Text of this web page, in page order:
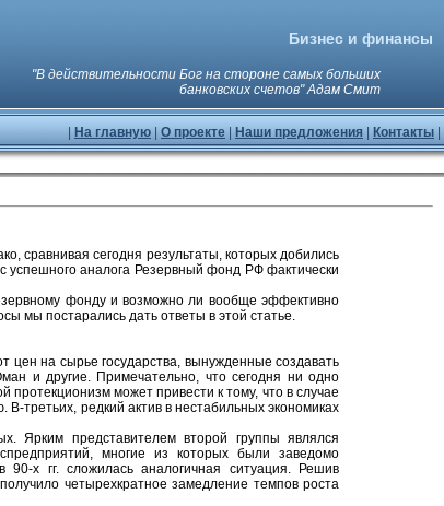
Бизнес и финансы
"В действительности Бог на стороне самых больших
банковских счетов" Адам Смит
На главную О проекте Наши предложения Контакты
сравнивая сегодня результаты, которых добились
успешного аналога Резервный фонд РФ фактически
фонду и возможно ли вообще эффективно
мы постарались дать ответы в этой статье.
цен на сырье государства, вынужденные создавать
и другие. Примечательно, что сегодня ни одно
может привести к тому, что в случае
третьих, редкий актив в нестабильных экономиках
Ярким представителем второй группы являлся
многие из которых были заведомо
х гг. сложилась аналогичная ситуация. Решив
четырехкратное замедление темпов роста